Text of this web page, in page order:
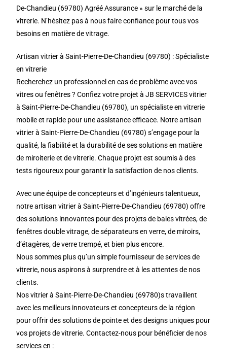
De-Chandieu (69780) Agréé Assurance » sur le marché de la
vitrerie. N’hésitez pas à nous faire confiance pour tous vos
besoins en matière de vitrage.
Artisan vitrier à Saint-Pierre-De-Chandieu (69780) : Spécialiste
en vitrerie
Recherchez un professionnel en cas de problème avec vos
vitres ou fenêtres ? Confiez votre projet à JB SERVICES vitrier
à Saint-Pierre-De-Chandieu (69780), un spécialiste en vitrerie
mobile et rapide pour une assistance efficace. Notre artisan
vitrier à Saint-Pierre-De-Chandieu (69780) s’engage pour la
qualité, la fiabilité et la durabilité de ses solutions en matière
de miroiterie et de vitrerie. Chaque projet est soumis à des
tests rigoureux pour garantir la satisfaction de nos clients.
Avec une équipe de concepteurs et d’ingénieurs talentueux,
notre artisan vitrier à Saint-Pierre-De-Chandieu (69780) offre
des solutions innovantes pour des projets de baies vitrées, de
fenêtres double vitrage, de séparateurs en verre, de miroirs,
d’étagères, de verre trempé, et bien plus encore.
Nous sommes plus qu’un simple fournisseur de services de
vitrerie, nous aspirons à surprendre et à les attentes de nos
clients.
Nos vitrier à Saint-Pierre-De-Chandieu (69780)s travaillent
avec les meilleurs innovateurs et concepteurs de la région
pour offrir des solutions de pointe et des designs uniques pour
vos projets de vitrerie. Contactez-nous pour bénéficier de nos
services en :